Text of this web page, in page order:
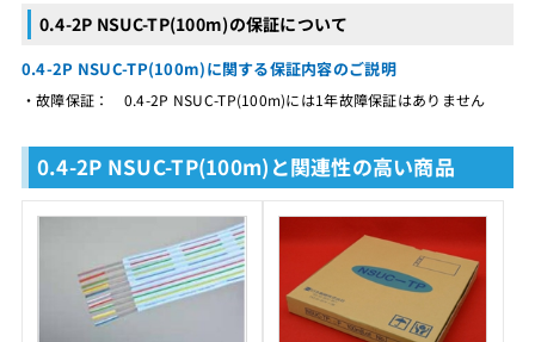
0.4-2P NSUC-TP(100m)の保証について
0.4-2P NSUC-TP(100m)に関する保証内容のご説明
・故障保証： 0.4-2P NSUC-TP(100m)には1年故障保証はありません
0.4-2P NSUC-TP(100m)と関連性の高い商品